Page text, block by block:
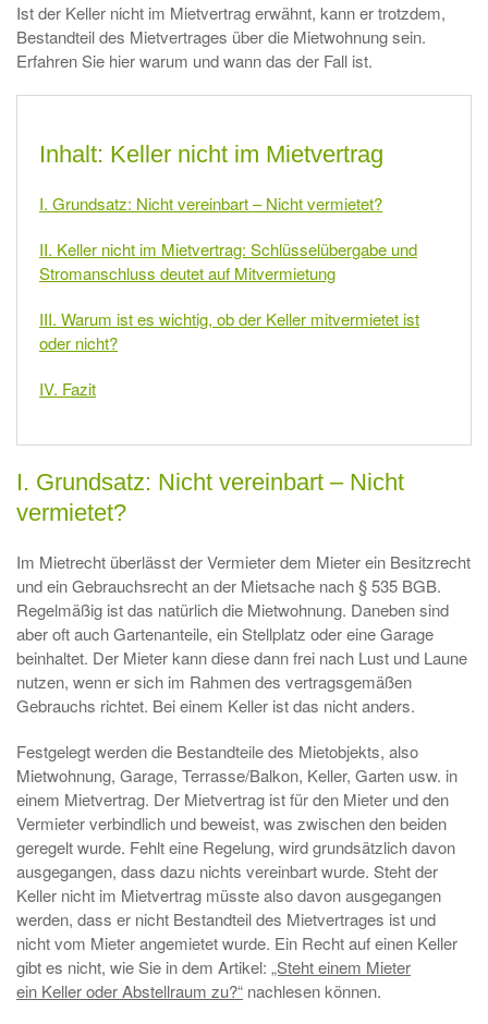
Ist der Keller nicht im Mietvertrag erwähnt, kann er trotzdem,
Bestandteil des Mietvertrages über die Mietwohnung sein.
Erfahren Sie hier warum und wann das der Fall ist.
Inhalt: Keller nicht im Mietvertrag
I. Grundsatz: Nicht vereinbart – Nicht vermietet?
II. Keller nicht im Mietvertrag: Schlüsselübergabe und
Stromanschluss deutet auf Mitvermietung
III. Warum ist es wichtig, ob der Keller mitvermietet ist
oder nicht?
IV. Fazit
I. Grundsatz: Nicht vereinbart – Nicht
vermietet?
Im Mietrecht überlässt der Vermieter dem Mieter ein Besitzrecht
und ein Gebrauchsrecht an der Mietsache nach § 535 BGB.
Regelmäßig ist das natürlich die Mietwohnung. Daneben sind
aber oft auch Gartenanteile, ein Stellplatz oder eine Garage
beinhaltet. Der Mieter kann diese dann frei nach Lust und Laune
nutzen, wenn er sich im Rahmen des vertragsgemäßen
Gebrauchs richtet. Bei einem Keller ist das nicht anders.
Festgelegt werden die Bestandteile des Mietobjekts, also
Mietwohnung, Garage, Terrasse/Balkon, Keller, Garten usw. in
einem Mietvertrag. Der Mietvertrag ist für den Mieter und den
Vermieter verbindlich und beweist, was zwischen den beiden
geregelt wurde. Fehlt eine Regelung, wird grundsätzlich davon
ausgegangen, dass dazu nichts vereinbart wurde. Steht der
Keller nicht im Mietvertrag müsste also davon ausgegangen
werden, dass er nicht Bestandteil des Mietvertrages ist und
nicht vom Mieter angemietet wurde. Ein Recht auf einen Keller
gibt es nicht, wie Sie in dem Artikel: „Steht einem Mieter
ein Kelleroder Abstellraum zu?“ nachlesen können.